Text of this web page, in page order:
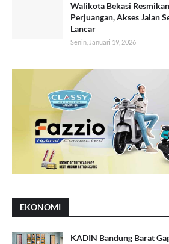
Walikota Bekasi
Perjuangan, Akses Jalan
Lancar
Senin, Januari 19, 2026
EKONOMI
KADIN Bandung Barat